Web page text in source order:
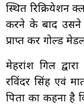
स्थित रिक्रियेशन
करने के बाद उसने
प्राप्त कर गोल्ड
मेहरांश गिल
रविंदर सिंह एवं
पिता का कहना है